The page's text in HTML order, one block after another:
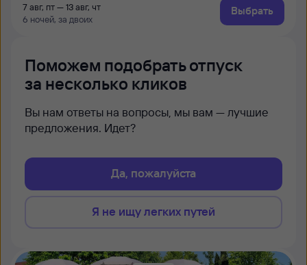
7 авг, пт — 13 авг, чт
6 ночей, за двоих
Выбрать
Поможем подобрать отпуск
за несколько кликов
Вы нам ответы на вопросы, мы вам — лучшие
предложения. Идет?
Да, пожалуйста
Я не ищу легких путей